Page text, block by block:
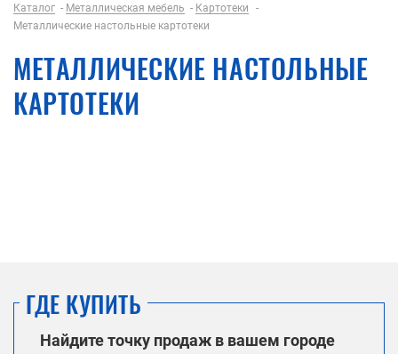
Каталог Металлическая мебель
Картотеки
Металлические настольные картотеки
МЕТАЛЛИЧЕСКИЕ НАСТОЛЬНЫЕ
КАРТОТЕКИ
ГДЕ КУПИТЬ
Найдите точку продаж в вашем городе